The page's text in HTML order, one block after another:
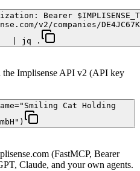
Bearer
v2/companies/
| jq .
the Implisense API v2 (API key
Cat Holding
(FastMCP, Bearer
Claude, and your own agents.